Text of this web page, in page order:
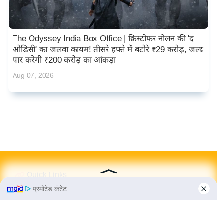
The Odyssey India Box Office | क्रिस्टोफर नोलन की 'द
ओडिसी' का जलवा कायम! तीसरे हफ्ते में बटोरे ₹29 करोड़, जल्द
पार करेगी ₹200 करोड़ का आंकड़ा
Aug 07, 2026
Quick Links
प्रमोटेड कंटेंट